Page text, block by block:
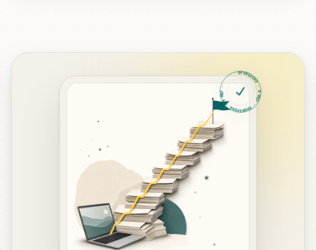
ПРОВЕРЕНО · Я ИЩУ · ПРОВЕРЕНО · Я ИЩУ ·